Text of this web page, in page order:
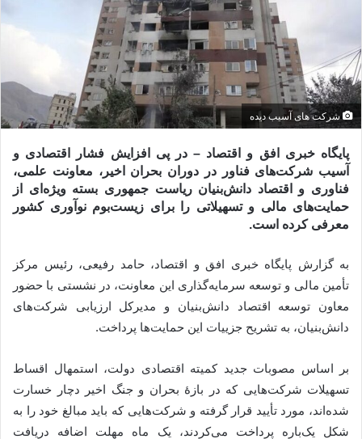
شرکت های آسیب دیده
پایگاه خبری افق و اقتصاد – در پی افزایش فشار اقتصادی و
آسیب شرکت‌های فناور در دوران بحران اخیر، معاونت علمی،
فناوری و اقتصاد دانش‌بنیان ریاست جمهوری بسته ویژه‌ای از
حمایت‌های مالی و تسهیلاتی را برای زیست‌بوم نوآوری کشور
معرفی کرده است.
به گزارش پایگاه خبری افق و اقتصاد، حامد رفیعی، رئیس مرکز
تأمین مالی و توسعه سرمایه‌گذاری این معاونت، در نشستی با حضور
معاون توسعه اقتصاد دانش‌بنیان و مدیرکل ارزیابی شرکت‌های
دانش‌بنیان، به تشریح جزییات این حمایت‌ها پرداخت.
بر اساس مصوبات جدید کمیته اقتصادی دولت، استمهال اقساط
تسهیلات شرکت‌هایی که در بازۀ بحران و جنگ اخیر دچار خسارت
شده‌اند، مورد تأیید قرار گرفته و شرکت‌هایی که باید مبالغ خود را به
شکل یک‌باره پرداخت می‌کردند، یک ماه مهلت اضافه دریافت